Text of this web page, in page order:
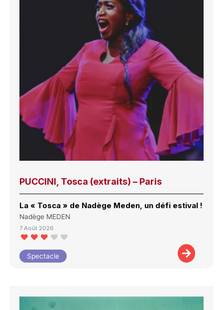
PUCCINI, Tosca (extraits) – Paris
La « Tosca » de Nadège Meden, un défi estival !
Nadège MEDEN
7 Août 2026
Spectacle